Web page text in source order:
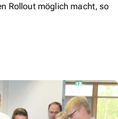
Rollout möglich macht, so